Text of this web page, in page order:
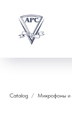
Catalog Микрофоны и